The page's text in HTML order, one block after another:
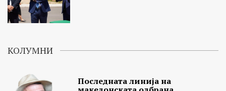
КОЛУМНИ
Последната линија на